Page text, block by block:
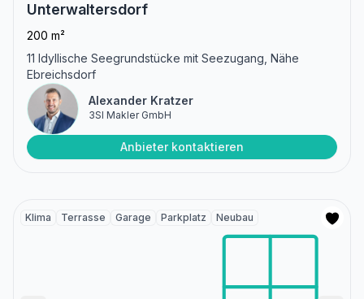
Unterwaltersdorf
200 m²
11 Idyllische Seegrundstücke mit Seezugang, Nähe
Ebreichsdorf
Alexander Kratzer
3SI Makler GmbH
Anbieter kontaktieren
Klima Terrasse Garage Parkplatz Neubau